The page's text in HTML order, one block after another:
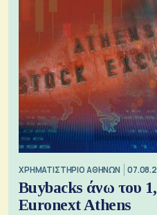
XΡΗΜΑΤΙΣΤΗΡΙΟ ΑΘΗΝΩΝ
Buybacks άνω του
Euronext Athens